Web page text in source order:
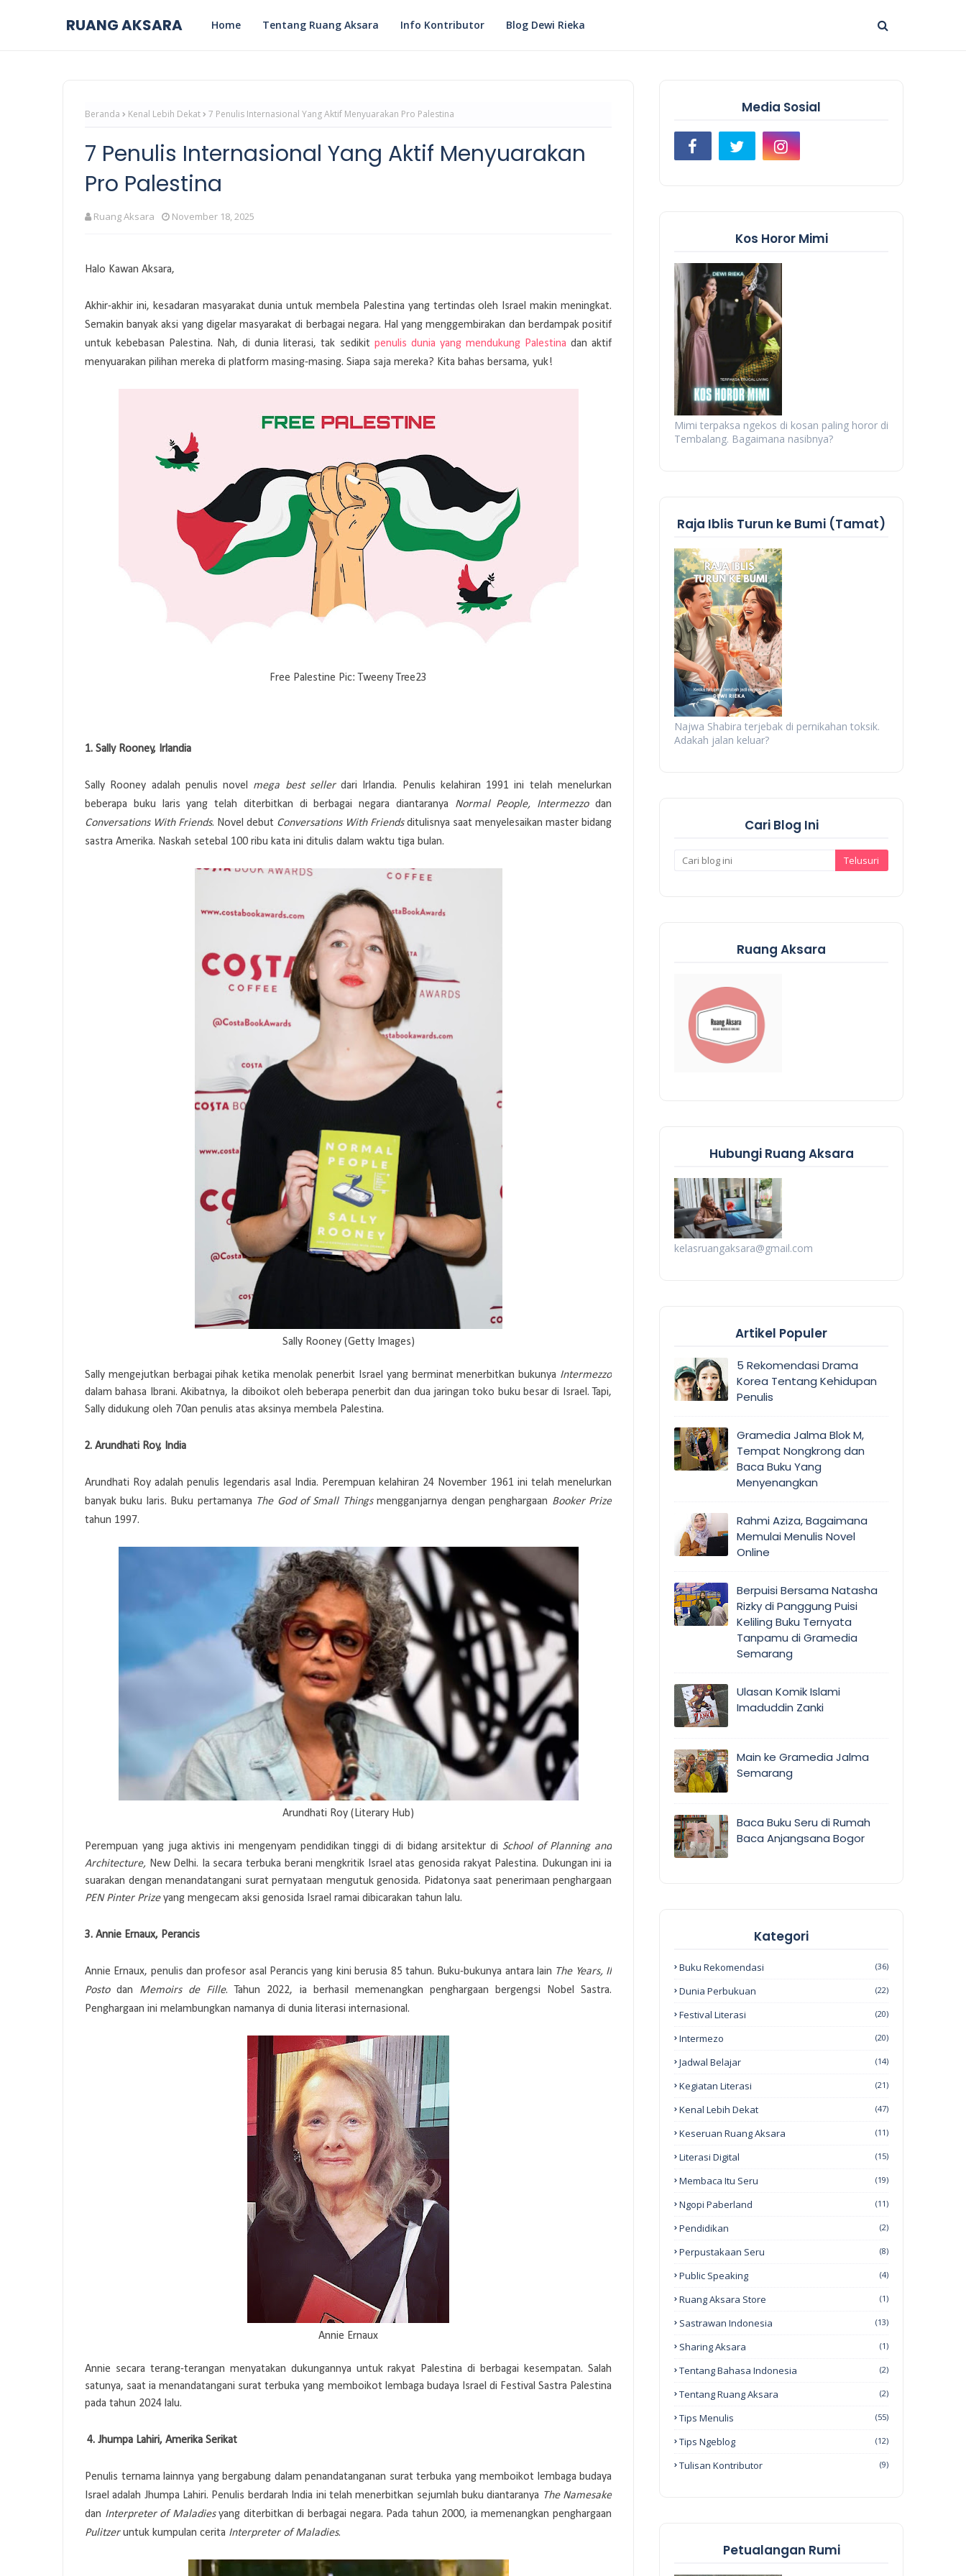
RUANG AKSARA Home Tentang Ruang Aksara Info Kontributor Blog Dewi Rieka
Beranda Kenal Lebih Dekat 7 Penulis Internasional Yang Aktif Menyuarakan Pro Palestina
7 Penulis Internasional Yang Aktif Menyuarakan
Pro Palestina
Ruang Aksara November 18, 2025
Halo Kawan Aksara,
Akhir-akhir ini, kesadaran masyarakat dunia untuk membela Palestina yang tertindas oleh Israel makin meningkat.
Semakin banyak aksi yang digelar masyarakat di berbagai negara. Hal yang menggembirakan dan berdampak positif
untuk kebebasan Palestina. Nah, di dunia literasi, tak sedikit penulis dunia yang mendukung Palestina dan aktif
menyuarakan pilihan mereka di platform masing-masing. Siapa saja mereka? Kita bahas bersama, yuk!
Free Palestine Pic: Tweeny Tree23
1. Sally Rooney, Irlandia
Sally Rooney adalah penulis novel mega best sellerdari Irlandia. Penulis kelahiran 1991 ini telah menelurkan
beberapa buku laris yang telah diterbitkan di berbagai negara diantaranya Normal People, Intermezzodan
Conversations With Friends. Novel debut Conversations With Friendsditulisnya saat menyelesaikan master bidang
sastra Amerika. Naskah setebal 100 ribu kata ini ditulis dalam waktu tiga bulan.
Sally Rooney (Getty Images)
Sally mengejutkan berbagai pihak ketika menolak penerbit Israel yang berminat menerbitkan bukunya Intermezzo
dalam bahasa Ibrani. Akibatnya, Ia diboikot oleh beberapa penerbit dan dua jaringan toko buku besar di Israel. Tapi,
Sally didukung oleh 70an penulis atas aksinya membela Palestina.
2. Arundhati Roy, India
Arundhati Roy adalah penulis legendaris asal India. Perempuan kelahiran 24 November 1961 ini telah menelurkan
banyak buku laris. Buku pertamanya The God of Small Thingsmengganjarnya dengan penghargaan Booker Prize
tahun 1997.
Arundhati Roy (Literary Hub)
Perempuan yang juga aktivis ini mengenyam pendidikan tinggi di di bidang arsitektur di School of Planning and
Architecture, New Delhi. Ia secara terbuka berani mengkritik Israel atas genosida rakyat Palestina. Dukungan ini ia
suarakan dengan menandatangani surat pernyataan mengutuk genosida. Pidatonya saat penerimaan penghargaan
PEN Pinter Prizeyang mengecam aksi genosida Israel ramai dibicarakan tahun lalu.
3. Annie Ernaux, Perancis
Annie Ernaux, penulis dan profesor asal Perancis yang kini berusia 85 tahun. Buku-bukunya antara lain The Years, Il
Postodan Memoirs de Fille. Tahun 2022, ia berhasil memenangkan penghargaan bergengsi Nobel Sastra.
Penghargaan ini melambungkan namanya di dunia literasi internasional.
Annie Ernaux
Annie secara terang-terangan menyatakan dukungannya untuk rakyat Palestina di berbagai kesempatan. Salah
satunya, saat ia menandatangani surat terbuka yang memboikot lembaga budaya Israel di Festival Sastra Palestina
pada tahun 2024 lalu.
4. Jhumpa Lahiri, Amerika Serikat
Penulis ternama lainnya yang bergabung dalam penandatanganan surat terbuka yang memboikot lembaga budaya
Israel adalah Jhumpa Lahiri. Penulis berdarah India ini telah menerbitkan sejumlah buku diantaranya The Namesake
dan Interpreter of Maladiesyang diterbitkan di berbagai negara. Pada tahun 2000, ia memenangkan penghargaan
Pulitzeruntuk kumpulan cerita Interpreter of Maladies.
Media Sosial
Kos Horor Mimi
Mimi terpaksa ngekos di kosan paling horor di
Tembalang. Bagaimana nasibnya?
Raja Iblis Turun ke Bumi (Tamat)
Najwa Shabira terjebak di pernikahan toksik.
Adakah jalan keluar?
Cari Blog Ini
Ruang Aksara
Hubungi Ruang Aksara
kelasruangaksara@gmail.com
Artikel Populer
5 Rekomendasi Drama
Korea Tentang Kehidupan
Penulis
Gramedia Jalma Blok M,
Tempat Nongkrong dan
Baca Buku Yang
Menyenangkan
Rahmi Aziza, Bagaimana
Memulai Menulis Novel
Online
Berpuisi Bersama Natasha
Rizky di Panggung Puisi
Keliling Buku Ternyata
Tanpamu di Gramedia
Semarang
Ulasan Komik Islami
Imaduddin Zanki
Main ke Gramedia Jalma
Semarang
Baca Buku Seru di Rumah
Baca Anjangsana Bogor
Kategori
Buku Rekomendasi (36)
Dunia Perbukuan (22)
Festival Literasi (20)
Intermezo (20)
Jadwal Belajar (14)
Kegiatan Literasi (21)
Kenal Lebih Dekat (47)
Keseruan Ruang Aksara (11)
Literasi Digital (15)
Membaca Itu Seru (19)
Ngopi Paberland (11)
Pendidikan (2)
Perpustakaan Seru (8)
Public Speaking (4)
Ruang Aksara Store (1)
Sastrawan Indonesia (13)
Sharing Aksara (1)
Tentang Bahasa Indonesia (2)
Tentang Ruang Aksara (2)
Tips Menulis (55)
Tips Ngeblog (12)
Tulisan Kontributor (9)
Petualangan Rumi